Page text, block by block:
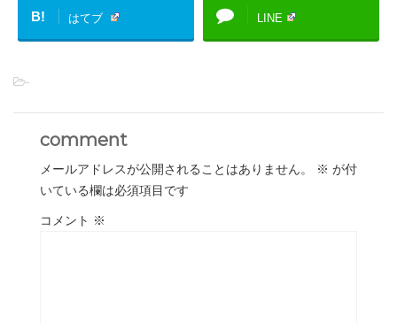
B! はてブ LINE
-
comment
メールアドレスが公開されることはありません。 ※ が付
いている欄は必須項目です
コメント ※